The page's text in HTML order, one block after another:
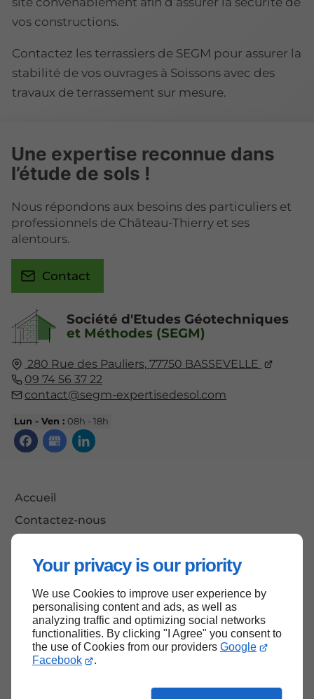
Your privacy is our priority
We use Cookies to improve user experience by
personalising content and ads, as well as
analyzing traffic and optimizing social networks
functionalities. By clicking "I Agree" you consent to
the use of Cookies from our providers Google
Facebook
.
vos constructions.
Contactez les terrassiers de SEGM pour assurer la
stabilité de vos ouvrages à Soissons avec des
travaux de terrassement sur mesure.
Société d'Etudes Géotechniques
et Méthodes (SEGM)
280 Rue des Pauliers, 77750 BASSEVELLE
09 74 56 37 22
contact@segm-expertisedesol.com
Lun - Ven : 08h - 18h
Accueil
Contactez-nous
Plan du site
Une expertise reconnue dans
l’étude de sols !
Nous répondons aux besoins des particuliers et
professionnels de Château-Thierry et ses
alentours.
Contact
Haut de page